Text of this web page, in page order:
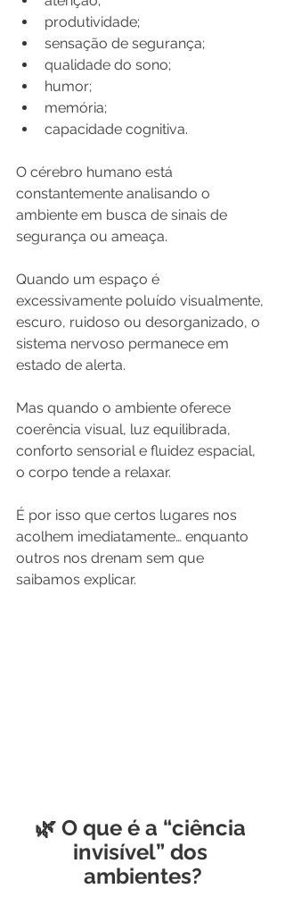
produtividade;
sensação de segurança;
qualidade do sono;
humor;
memória;
capacidade cognitiva.
O cérebro humano está
constantemente analisando o
ambiente em busca de sinais de
segurança ou ameaça.
Quando um espaço é
excessivamente poluído visualmente,
escuro, ruidoso ou desorganizado, o
sistema nervoso permanece em
estado de alerta.
Mas quando o ambiente oferece
coerência visual, luz equilibrada,
conforto sensorial e fluidez espacial,
o corpo tende a relaxar.
É por isso que certos lugares nos
acolhem imediatamente… enquanto
outros nos drenam sem que
saibamos explicar.
🌿 O que é a “ciência
invisível” dos
ambientes?